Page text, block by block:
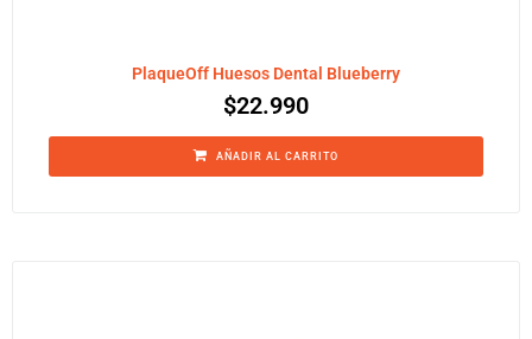
PlaqueOff Huesos Dental Blueberry
$22.990
AÑADIR AL CARRITO